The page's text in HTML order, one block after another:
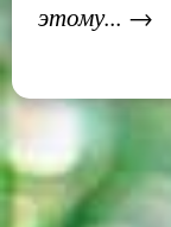
этому... →